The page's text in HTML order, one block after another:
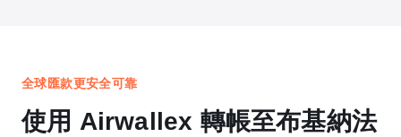
全球匯款更安全可靠
使用 Airwallex 轉帳至布基納法